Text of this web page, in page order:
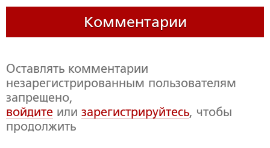
Комментарии
Оставлять комментарии
незарегистрированным пользователям
запрещено,
войдите или зарегистрируйтесь, чтобы
продолжить